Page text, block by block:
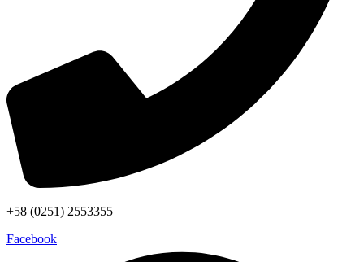
+58 (0251) 2553355
Facebook